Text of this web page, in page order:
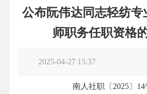
公布阮伟达同志轻纺专
师职务任职资格
2025-04-27 15:37
南人社职〔2025〕14